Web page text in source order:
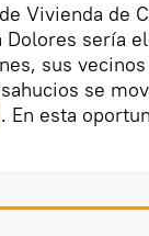
Vivienda de
sería
sus
se
. En esta